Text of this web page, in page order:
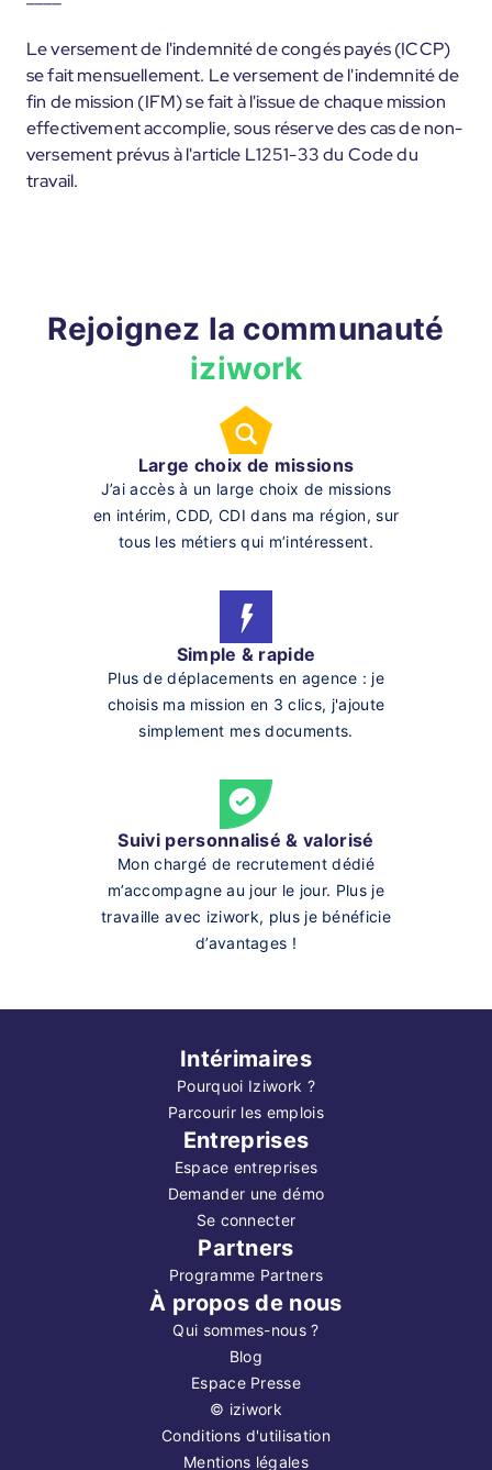
Le versement de l'indemnité de congés payés (ICCP)
se fait mensuellement. Le versement de l'indemnité de
fin de mission (IFM) se fait à l'issue de chaque mission
effectivement accomplie, sous réserve des cas de non-
versement prévus à l'article L1251-33 du Code du
travail.
Rejoignez la communauté
iziwork
Large choix de missions
J’ai accès à un large choix de missions
en intérim, CDD, CDI dans ma région, sur
tous les métiers qui m’intéressent.
Simple & rapide
Plus de déplacements en agence : je
choisis ma mission en 3 clics, j'ajoute
simplement mes documents.
Suivi personnalisé & valorisé
Mon chargé de recrutement dédié
m’accompagne au jour le jour. Plus je
travaille avec iziwork, plus je bénéficie
d’avantages !
Intérimaires
Pourquoi Iziwork ?
Parcourir les emplois
Entreprises
Espace entreprises
Demander une démo
Se connecter
Partners
Programme Partners
À propos de nous
Qui sommes-nous ?
Blog
Espace Presse
© iziwork
Conditions d'utilisation
Mentions légales